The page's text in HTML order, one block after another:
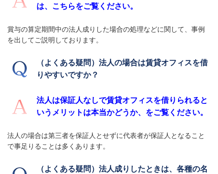
は、こちらをご覧ください。
賞与の算定期間中の法人成りした場合の処理などに関して、事例
を出してご説明しております。
（よくある疑問）法人の場合は賃貸オフィスを借
りやすいですか？
法人は保証人なしで賃貸オフィスを借りられると
いうメリットは本当かどうか、をご覧ください。
法人の場合は第三者を保証人とせずに代表者が保証人となること
で事足りることは多くあります。
（よくある疑問）法人成りしたときは、各種の名